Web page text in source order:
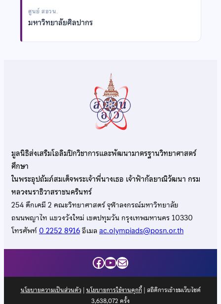
ศูนย์ สอวน.
มหาวิทยาลัยศิลปากร
มูลนิธิส่งเสริมโอลิมปิกวิชาการและพัฒนามาตรฐานวิทยาศาสตร์
ศึกษา
ในพระอุปถัมภ์สมเด็จพระเจ้าพี่นางเธอ เจ้าฟ้ากัลยาณิวัฒนา กรม
หลวงนราธิวาสราชนครินทร์
254 ตึกเคมี 2 คณะวิทยาศาสตร์ จุฬาลงกรณ์มหาวิทยาลัย
ถนนพญาไท แขวงวังใหม่ เขตปทุมวัน กรุงเทพมหานคร 10330
โทรศัพท์0 2252 8916อีเมลac.olympiads@posn.or.th
Facebook
YouTube
Mail
นโยบายความเป็นส่วนตัว| นโยบายการใช้งานคุกกี้| สถิติการเข้าชมเว็บไซต์
3,638,072 ครั้ง